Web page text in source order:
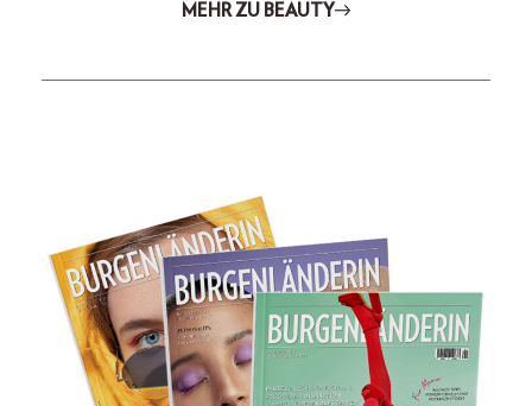
MEHR ZU BEAUTY